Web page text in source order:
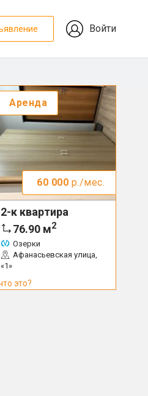
Войти
Аренда
60 000 р./мес.
2-к квартира
76.90 м2
Озерки
Афанасьевская улица,
«1»
это?